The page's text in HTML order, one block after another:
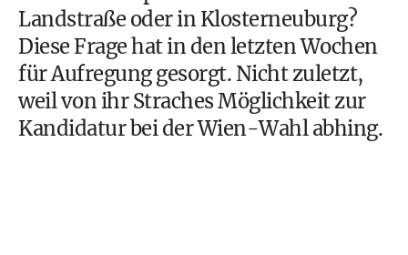
Landstraße oder in Klosterneuburg?
Diese Frage hat in den letzten Wochen
für Aufregung gesorgt. Nicht zuletzt,
weil von ihr Straches Möglichkeit zur
Kandidatur bei der Wien-Wahl abhing.